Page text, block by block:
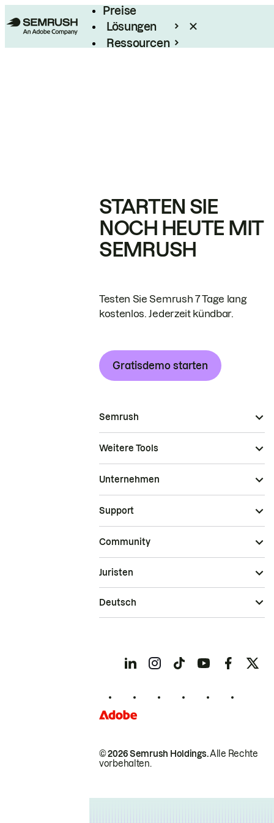
Preise
Lösungen
Ressourcen
STARTEN SIE
NOCH HEUTE MIT
SEMRUSH
Testen Sie Semrush 7 Tage lang
kostenlos. Jederzeit kündbar.
Gratisdemo starten
Semrush
Weitere Tools
Unternehmen
Support
Community
© 2026 Semrush Holdings.Alle Rechte
vorbehalten.
Juristen
Deutsch